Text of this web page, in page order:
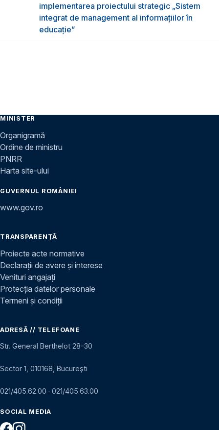
implementarea proiectului strategic „Sistem
integrat de management al informațiilor în
educație”
MINISTER
Organigramă
Ordine de ministru
PNRR
Harta site-ului
GUVERNUL ROMÂNIEI
www.gov.ro
TRANSPARENȚĂ
Proiecte acte normative
Declarații de avere și interese
Venituri angajați
Protecția datelor personale
Termeni și condiții
ADRESĂ // TELEFOANE
Str. General Berthelot 28–30
Sector 1, 010168, București
021/405.62.00 · 021/405.63.00
SOCIAL MEDIA